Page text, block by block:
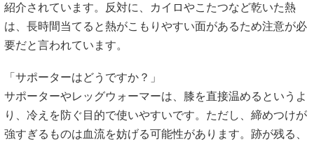
紹介されています。反対に、カイロやこたつなど乾いた熱
は、長時間当てると熱がこもりやすい面があるため注意が必
要だと言われています。
「サポーターはどうですか？」
サポーターやレッグウォーマーは、膝を直接温めるというよ
り、冷えを防ぐ目的で使いやすいです。ただし、締めつけが
強すぎるものは血流を妨げる可能性があります。跡が残る、